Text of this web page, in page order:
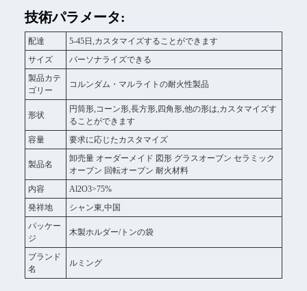
技術パラメータ:
配達
5-45日,カスタマイズすることができます
サイズ
パーソナライズできる
製品カテ
ゴリー
コルンダム・マルライトの耐火性製品
形状
円筒形,コーン形,長方形,四角形,他の形は,カスタマイズす
ることができます
容量
要求に応じたカスタマイズ
製品名
卸売量 オーダーメイド 図形 グラスオーブン セラミック
オーブン 回転オーブン 耐火材料
内容
Al2O3>75%
発祥地
シャン東,中国
パッケー
ジ
木製ホルダー/トンの袋
ブランド
名
ルミング